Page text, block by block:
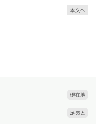
本文へ
現在地
足あと